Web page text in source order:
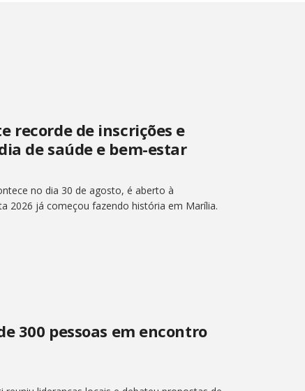
recorde de inscrições e
de saúde e bem-estar
no dia 30 de agosto, é aberto à
2026 já começou fazendo história em Marília.
300 pessoas em encontro